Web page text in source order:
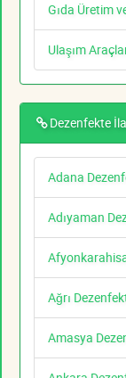
Gıda Üretim
Ulaşım
Dezenfekte
Adana
Adıyaman
Ağrı
Amasya